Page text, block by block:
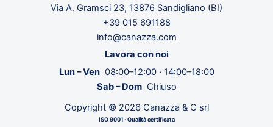
Via A. Gramsci 23, 13876 Sandigliano (BI)
+39 015 691188
info@canazza.com
Lavora con noi
Lun – Ven08:00–12:00 · 14:00–18:00
Sab – DomChiuso
Copyright © 2026 Canazza & C srl
ISO 9001 · Qualità certificata